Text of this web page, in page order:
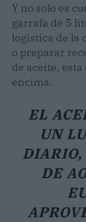
Y no solo es
garrafa de 5
logística de la
o preparar
de aceite,
encima.
EL
UN
DIARIO,
DE